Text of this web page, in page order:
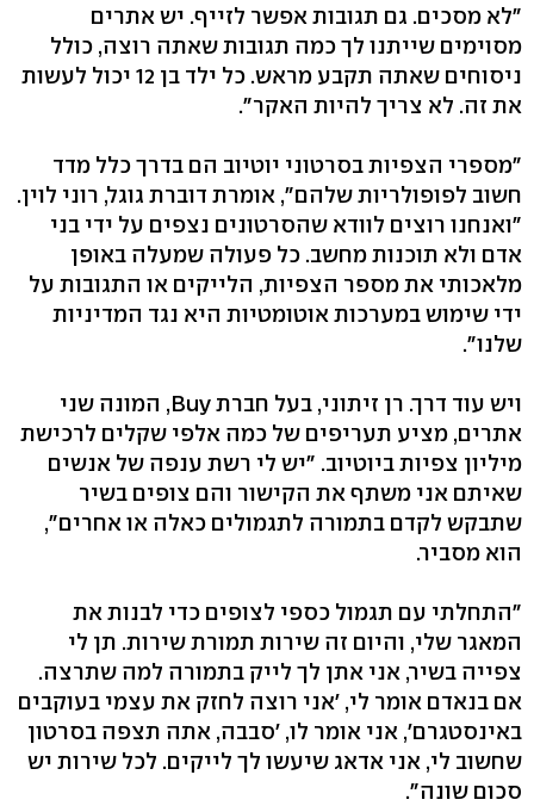
"לא מסכים. גם תגובות אפשר לזייף. יש אתרים
מסוימים שייתנו לך כמה תגובות שאתה רוצה, כולל
ניסוחים שאתה תקבע מראש. כל ילד בן 12 יכול לעשות
את זה. לא צריך להיות האקר".
"מספרי הצפיות בסרטוני יוטיוב הם בדרך כלל מדד
חשוב לפופולריות שלהם", אומרת דוברת גוגל, רוני לוין.
"ואנחנו רוצים לוודא שהסרטונים נצפים על ידי בני
אדם ולא תוכנות מחשב. כל פעולה שמעלה באופן
מלאכותי את מספר הצפיות, הלייקים או התגובות על
ידי שימוש במערכות אוטומטיות היא נגד המדיניות
שלנו".
ויש עוד דרך. רן זיתוני, בעל חברת Buy, המונה שני
אתרים, מציע תעריפים של כמה אלפי שקלים לרכישת
מיליון צפיות ביוטיוב. "יש לי רשת ענפה של אנשים
שאיתם אני משתף את הקישור והם צופים בשיר
שתבקש לקדם בתמורה לתגמולים כאלה או אחרים",
הוא מסביר.
"התחלתי עם תגמול כספי לצופים כדי לבנות את
המאגר שלי, והיום זה שירות תמורת שירות. תן לי
צפייה בשיר, אני אתן לך לייק בתמורה למה שתרצה.
אם בנאדם אומר לי, 'אני רוצה לחזק את עצמי בעוקבים
באינסטגרם', אני אומר לו, 'סבבה, אתה תצפה בסרטון
שחשוב לי, אני אדאג שיעשו לך לייקים. לכל שירות יש
סכום שונה".